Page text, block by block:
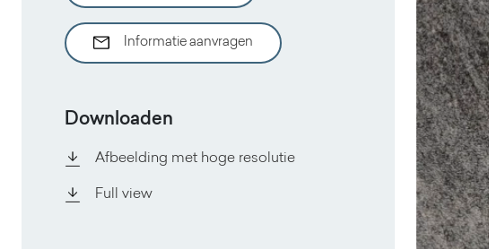
Informatie aanvragen
Downloaden
Afbeelding met hoge resolutie
Full view